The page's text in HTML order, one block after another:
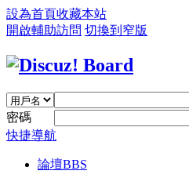
設為首頁收藏本站
開啟輔助訪問 切換到窄版
密碼
快捷導航
論壇BBS